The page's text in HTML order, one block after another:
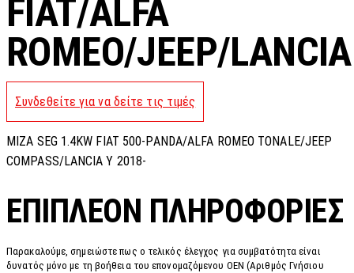
FIAT/ALFA
ROMEO/JEEP/LANCIA
Συνδεθείτε για να δείτε τις τιμές
MIZA SEG 1.4KW FIAT 500-PANDA/ALFA ROMEO TONALE/JEEP
COMPASS/LANCIA Y 2018-
ΕΠΙΠΛΈΟΝ ΠΛΗΡΟΦΟΡΊΕΣ
Παρακαλούμε, σημειώστε πως ο τελικός έλεγχος για συμβατότητα είναι
δυνατός μόνο με τη βοήθεια του επονομαζόμενου OEN (Αριθμός Γνήσιου